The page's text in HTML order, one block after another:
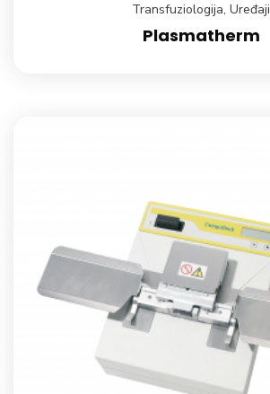
Transfuziologija, Uređaji
Plasmatherm